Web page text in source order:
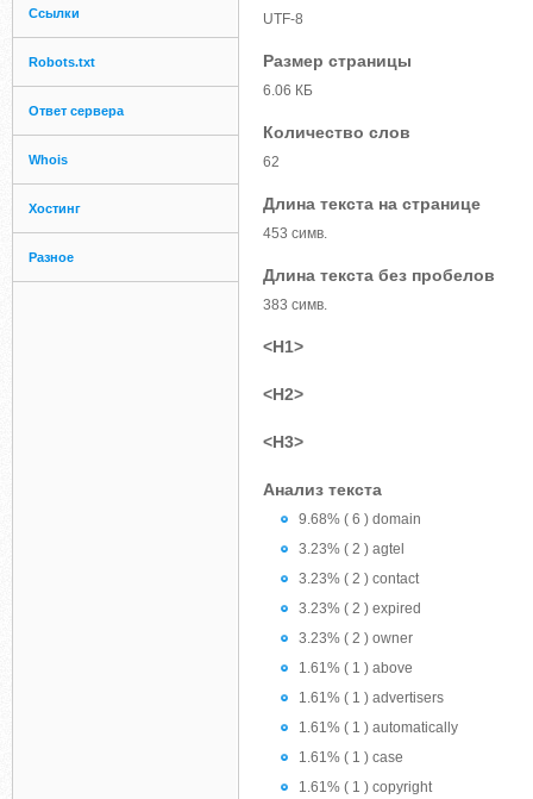
Ссылки
Robots.txt
Ответ сервера
Whois
Хостинг
Разное
UTF-8
Размер страницы
6.06 КБ
Количество слов
62
Длина текста на странице
453 симв.
Длина текста без пробелов
383 симв.
<H1>
<H2>
<H3>
Анализ текста
9.68% ( 6 ) domain
3.23% ( 2 ) agtel
3.23% ( 2 ) contact
3.23% ( 2 ) expired
3.23% ( 2 ) owner
1.61% ( 1 ) above
1.61% ( 1 ) advertisers
1.61% ( 1 ) automatically
1.61% ( 1 ) case
1.61% ( 1 ) copyright